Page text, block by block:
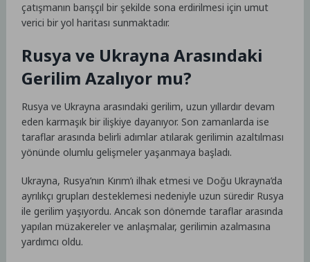
çatışmanın barışçıl bir şekilde sona erdirilmesi için umut
verici bir yol haritası sunmaktadır.
Rusya ve Ukrayna Arasındaki
Gerilim Azalıyor mu?
Rusya ve Ukrayna arasındaki gerilim, uzun yıllardır devam
eden karmaşık bir ilişkiye dayanıyor. Son zamanlarda ise
taraflar arasında belirli adımlar atılarak gerilimin azaltılması
yönünde olumlu gelişmeler yaşanmaya başladı.
Ukrayna, Rusya’nın Kırım’ı ilhak etmesi ve Doğu Ukrayna’da
ayrılıkçı grupları desteklemesi nedeniyle uzun süredir Rusya
ile gerilim yaşıyordu. Ancak son dönemde taraflar arasında
yapılan müzakereler ve anlaşmalar, gerilimin azalmasına
yardımcı oldu.